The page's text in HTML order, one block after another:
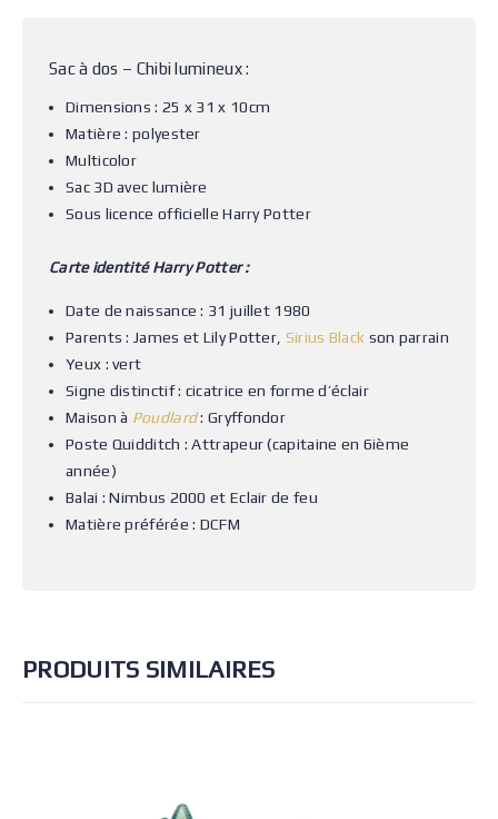
Sac à dos – Chibi lumineux :
Dimensions : 25 x 31 x 10cm
Matière : polyester
Multicolor
Sac 3D avec lumière
Sous licence officielle Harry Potter
Carte identité Harry Potter :
Date de naissance : 31 juillet 1980
Parents : James et Lily Potter, Sirius Black son parrain
Yeux : vert
Signe distinctif : cicatrice en forme d’éclair
Maison à Poudlard: Gryffondor
Poste Quidditch : Attrapeur (capitaine en 6ième
année)
Balai : Nimbus 2000 et Eclair de feu
Matière préférée : DCFM
PRODUITS SIMILAIRES